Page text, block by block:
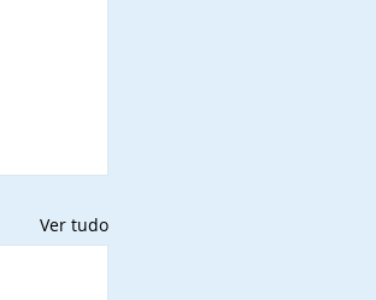
Ver tudo